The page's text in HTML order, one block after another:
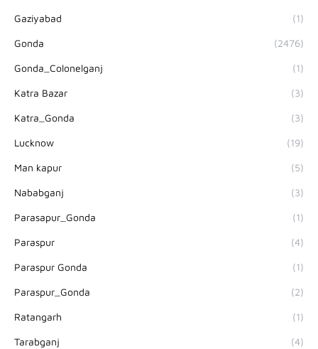
Gaziyabad (1)
Gonda (2476)
Gonda_Colonelganj (1)
Katra Bazar (3)
Katra_Gonda (3)
Lucknow (19)
Man kapur (5)
Nababganj (3)
Parasapur_Gonda (1)
Paraspur (4)
Paraspur Gonda (1)
Paraspur_Gonda (2)
Ratangarh (1)
Tarabganj (4)